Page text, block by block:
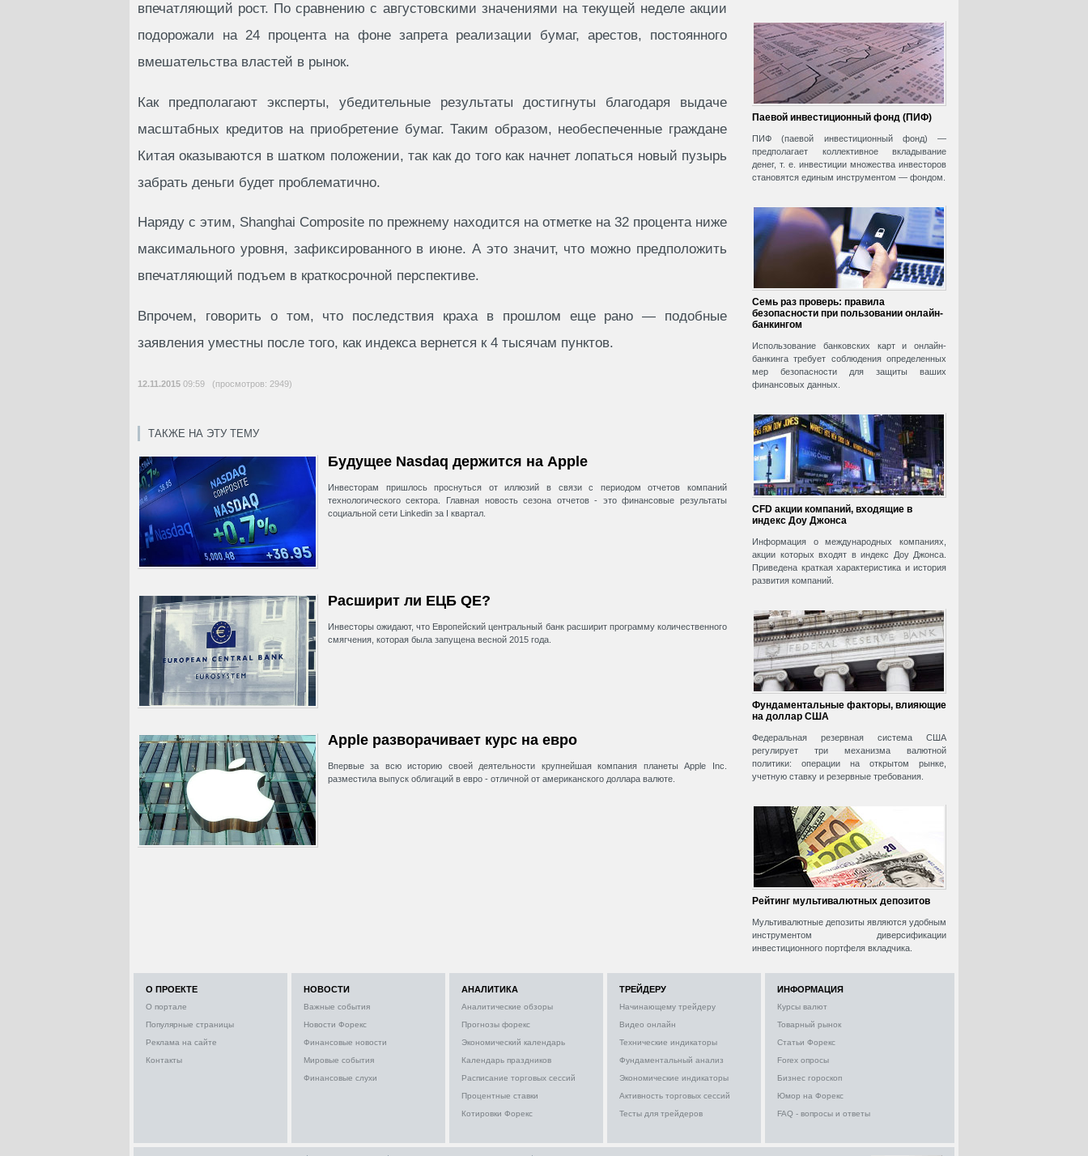
впечатляющий рост. По сравнению с августовскими значениями на текущей неделе акции
подорожали на 24 процента на фоне запрета реализации бумаг, арестов, постоянного
вмешательства властей в рынок.
Как предполагают эксперты, убедительные результаты достигнуты благодаря выдаче
масштабных кредитов на приобретение бумаг. Таким образом, необеспеченные граждане
Китая оказываются в шатком положении, так как до того как начнет лопаться новый пузырь
забрать деньги будет проблематично.
Наряду с этим, Shanghai Composite по прежнему находится на отметке на 32 процента ниже
максимального уровня, зафиксированного в июне. А это значит, что можно предположить
впечатляющий подъем в краткосрочной перспективе.
Впрочем, говорить о том, что последствия краха в прошлом еще рано — подобные
заявления уместны после того, как индекса вернется к 4 тысячам пунктов.
12.11.2015 09:59 (просмотров: 2949)
ТАКЖЕ НА ЭТУ ТЕМУ
Будущее Nasdaq держится на Apple
Инвесторам пришлось проснуться от иллюзий в связи с периодом отчетов компаний
технологического сектора. Главная новость сезона отчетов - это финансовые результаты
социальной сети Linkedin за I квартал.
Расширит ли ЕЦБ QE?
Инвесторы ожидают, что Европейский центральный банк расширит программу количественного
смягчения, которая была запущена весной 2015 года.
Apple разворачивает курс на евро
Впервые за всю историю своей деятельности крупнейшая компания планеты Apple Inc.
разместила выпуск облигаций в евро - отличной от американского доллара валюте.
Паевой инвестиционный фонд (ПИФ)
ПИФ (паевой инвестиционный фонд) —
предполагает коллективное вкладывание
денег, т. е. инвестиции множества инвесторов
становятся единым инструментом — фондом.
Семь раз проверь: правила
безопасности при пользовании онлайн-
банкингом
Использование банковских карт и онлайн-
банкинга требует соблюдения определенных
мер безопасности для защиты ваших
финансовых данных.
CFD акции компаний, входящие в
индекс Доу Джонса
Информация о международных компаниях,
акции которых входят в индекс Доу Джонса.
Приведена краткая характеристика и история
развития компаний.
Фундаментальные факторы, влияющие
на доллар США
Федеральная резервная система США
регулирует три механизма валютной
политики: операции на открытом рынке,
учетную ставку и резервные требования.
Рейтинг мультивалютных депозитов
Мультивалютные депозиты являются удобным
инструментом диверсификации
инвестиционного портфеля вкладчика.
О ПРОЕКТЕ
О портале
Популярные страницы
Реклама на сайте
Контакты
НОВОСТИ
Важные события
Новости Форекс
Финансовые новости
Мировые события
Финансовые слухи
АНАЛИТИКА
Аналитические обзоры
Прогнозы форекс
Экономический календарь
Календарь праздников
Расписание торговых сессий
Процентные ставки
Котировки Форекс
ТРЕЙДЕРУ
Начинающему трейдеру
Видео онлайн
Технические индикаторы
Фундаментальный анализ
Экономические индикаторы
Активность торговых сессий
Тесты для трейдеров
ИНФОРМАЦИЯ
Курсы валют
Товарный рынок
Статьи Форекс
Forex опросы
Бизнес гороскоп
Юмор на Форекс
FAQ - вопросы и ответы